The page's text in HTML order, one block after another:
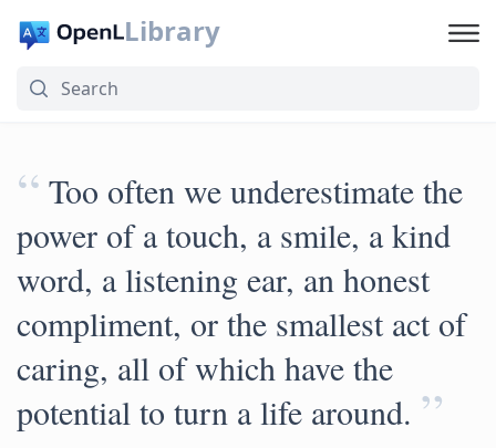
Library
“ Too often we underestimate the
power of a touch, a smile, a kind
word, a listening ear, an honest
compliment, or the smallest act of
caring, all of which have the
potential to turn a life around. ”